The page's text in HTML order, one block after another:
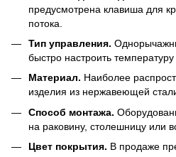
предусмотрена клавиша для
потока.
Тип управления.
быстро настроить температуру
Материал. Наиболее
изделия из нержавеющей
Способ монтажа.
на раковину, столешницу или
Цвет покрытия. В продаже